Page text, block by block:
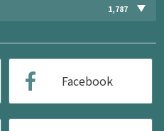
1,787
Facebook